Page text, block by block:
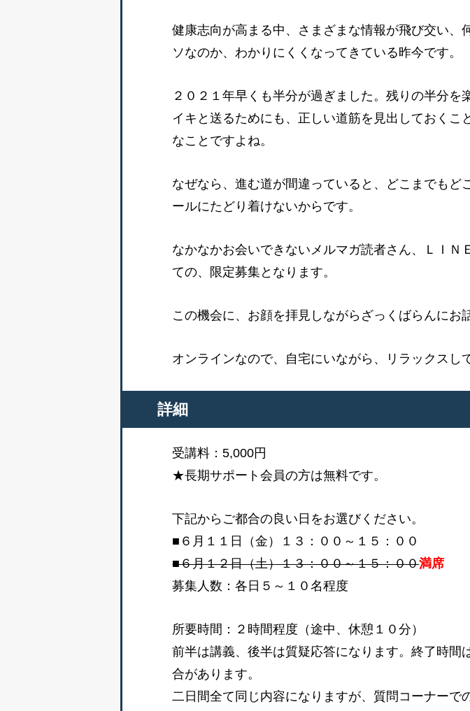
健康志向が高まる中、さまざまな情報が飛び交い、
ソなのか、わかりにくくなってきている昨今です。
２０２１年早くも半分が過ぎました。残りの半分を
イキと送るためにも、正しい道筋を見出しておくこ
なことですよね。
なぜなら、進む道が間違っていると、どこまでもど
ールにたどり着けないからです。
なかなかお会いできないメルマガ読者さん、ＬＩＮ
ての、限定募集となります。
この機会に、お顔を拝見しながらざっくばらんにお
オンラインなので、自宅にいながら、リラックスし
詳細
受講料：5,000円
★長期サポート会員の方は無料です。
下記からご都合の良い日をお選びください。
■６月１１日（金）１３：００～１５：００
■６月１２日（土）１３：００～１５：００満席
募集人数：各日５～１０名程度
所要時間：２時間程度（途中、休憩１０分）
前半は講義、後半は質疑応答になります。終了時間
合があります。
二日間全て同じ内容になりますが、質問コーナーで